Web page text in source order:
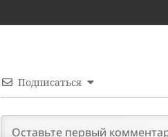
Подписаться